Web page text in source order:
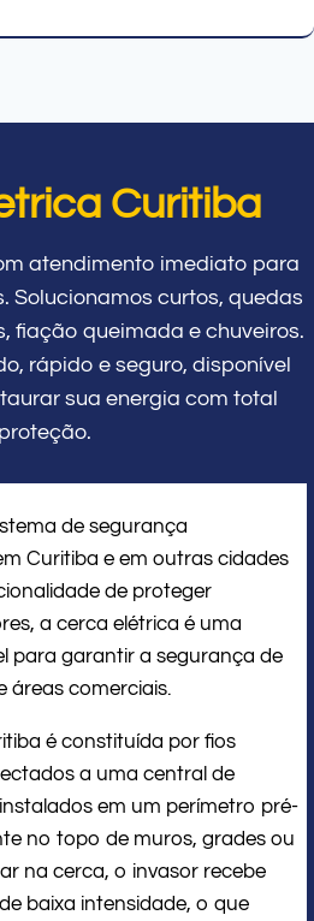
Curitiba
atendimento imediato para
Solucionamos curtos, quedas
fiação queimada e chuveiros.
rápido e seguro, disponível
sua energia com total
proteção.
de segurança
Curitiba e em outras cidades
de proteger
a cerca elétrica é uma
para garantir a segurança de
áreas comerciais.
é constituída por fios
a uma central de
em um perímetro pré-
no topo de muros, grades ou
na cerca, o invasor recebe
baixa intensidade, o que